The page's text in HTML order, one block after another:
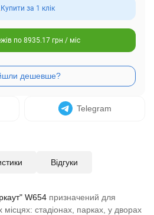
Купити за 1 клiк
по 8935.17 грн / міс
Telegram
Відгуки
W654 призначений для
стадіонах, парках, у дворах